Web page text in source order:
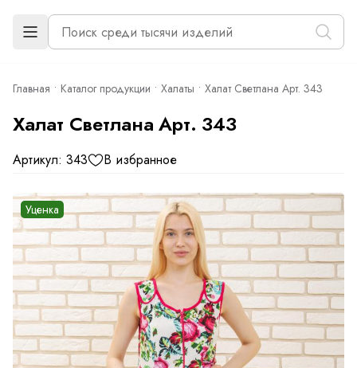
Главная Каталог продукции Халаты Халат Светлана Арт. 343
Халат Светлана Арт. 343
Артикул: 343 В избранное
Уценка